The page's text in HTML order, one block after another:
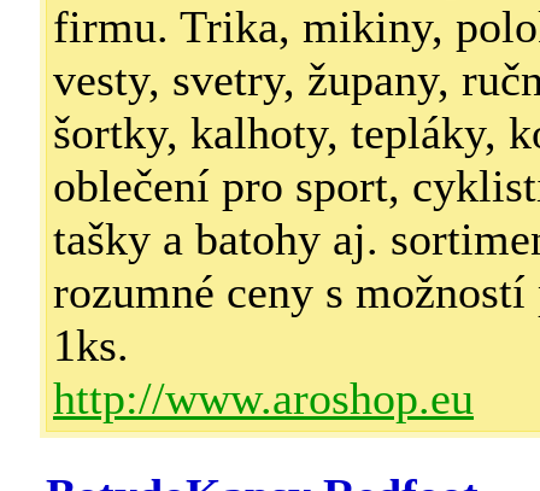
firmu. Trika, mikiny,
vesty, svetry, župany,
šortky, kalhoty, tepláky,
oblečení pro sport,
tašky a batohy aj.
rozumné ceny s
1ks.
http://www.aroshop.eu